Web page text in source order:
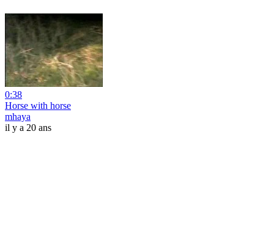
0:38
Horse with horse
mhaya
il y a 20 ans